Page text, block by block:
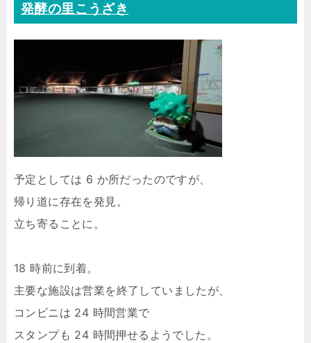
発酵の里こうざき
予定としては 6 か所だったのですが、
帰り道に存在を発見。
立ち寄ることに。
18 時前に到着。
主要な施設は営業を終了していましたが、
コンビニは 24 時間営業で
スタンプも 24 時間押せるようでした。